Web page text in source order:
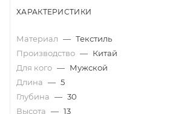
ХАРАКТЕРИСТИКИ
Материал — Текстиль
Производство — Китай
Для кого — Мужской
Длина — 5
Глубина — 30
Высота — 13